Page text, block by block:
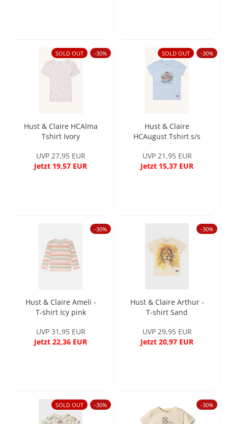
SOLD OUT -30%
Hust & Claire HCAlma
Tshirt Ivory
UVP 27,95 EUR
Jetzt 19,57 EUR
SOLD OUT -30%
Hust & Claire
HCAugust Tshirt s/s
Sky Melange
UVP 21,95 EUR
Jetzt 15,37 EUR
-30%
Hust & Claire Ameli -
T-shirt Icy pink
UVP 31,95 EUR
Jetzt 22,36 EUR
-30%
Hust & Claire Arthur -
T-shirt Sand
UVP 29,95 EUR
Jetzt 20,97 EUR
SOLD OUT -30% -30%